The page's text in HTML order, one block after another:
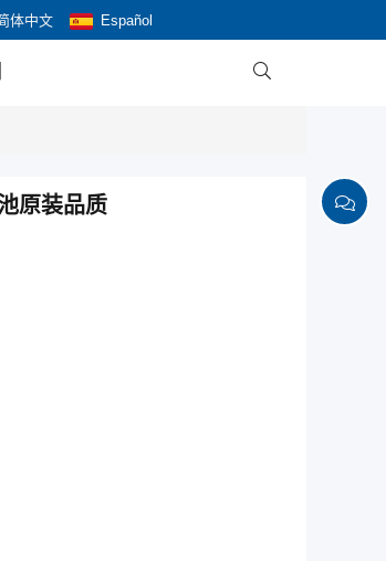
体中文 Español

原装品质